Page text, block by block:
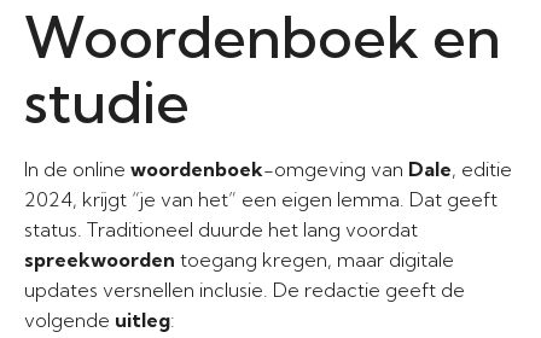
Woordenboek en
studie
In de online woordenboek-omgeving van Dale, editie
2024, krijgt “je van het” een eigen lemma. Dat geeft
status. Traditioneel duurde het lang voordat
spreekwoorden toegang kregen, maar digitale
updates versnellen inclusie. De redactie geeft de
volgende uitleg: